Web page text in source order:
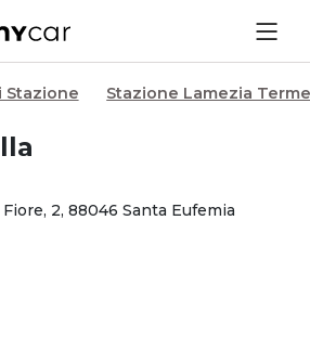
Stazione Stazione Lamezia
2, 88046 Santa Eufemia